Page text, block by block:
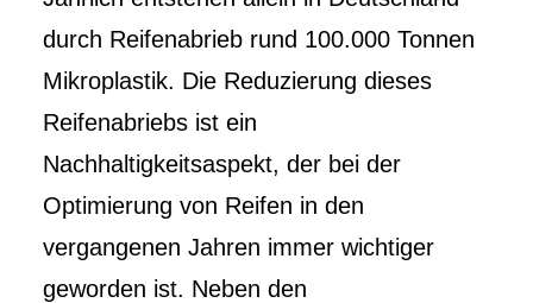
durch Reifenabrieb rund 100.000 Tonnen
Mikroplastik. Die Reduzierung dieses
Reifenabriebs ist ein
Nachhaltigkeitsaspekt, der bei der
Optimierung von Reifen in den
vergangenen Jahren immer wichtiger
geworden ist. Neben den